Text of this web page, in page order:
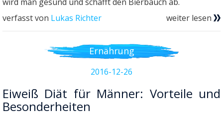
verfasst von Lukas Richter weiter lesen
Ernährung
2016-12-26
Eiweiß Diät für Männer: Vorteile und
Besonderheiten